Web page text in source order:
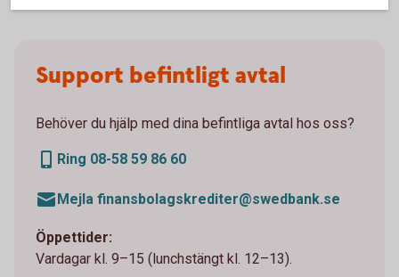
Support befintligt avtal
Behöver du hjälp med dina befintliga avtal hos oss?
Ring 08-58 59 86 60
Mejla finansbolagskrediter@swedbank.se
Öppettider:
Vardagar kl. 9–15 (lunchstängt kl. 12–13).